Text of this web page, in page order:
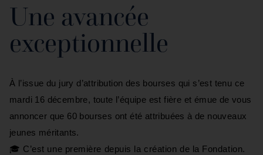
Une avancée
exceptionnelle
À l’issue du jury d’attribution des bourses qui s’est tenu ce
mardi 16 décembre, toute l’équipe est fière et émue de vous
annoncer que 60 bourses ont été attribuées à de nouveaux
jeunes méritants.
🎓 C’est une première depuis la création de la Fondation.